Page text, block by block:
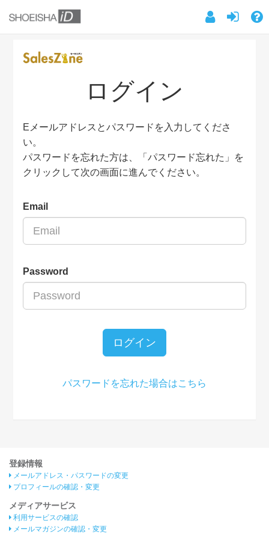
ログイン
Eメールアドレスとパスワードを入力してくださ
い。
パスワードを忘れた方は、「パスワード忘れた」を
クリックして次の画面に進んでください。
Email
Password
ログイン
パスワードを忘れた場合はこちら
登録情報
メールアドレス・パスワードの変更
プロフィールの確認・変更
メディアサービス
利用サービスの確認
メールマガジンの確認・変更